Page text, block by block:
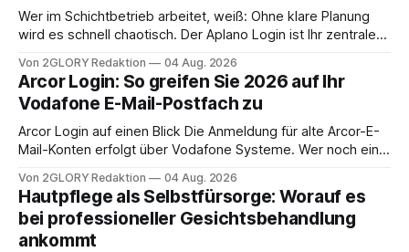
Wer im Schichtbetrieb arbeitet, weiß: Ohne klare Planung
wird es schnell chaotisch. Der Aplano Login ist Ihr zentraler
abwesenheiten und die gesamte kommunikation rund um
Ihr personal digital zu organisieren. In diesem Leitfaden
erfahren Sie alles, was Sie für einen reibungslosen Einstieg
brauchen, von der Registrierung
Von 2GLORY Redaktion 04 Aug. 2026
Arcor Login: So greifen Sie 2026 auf Ihr
Vodafone E-Mail-Postfach zu
Arcor Login auf einen Blick Die Anmeldung für alte Arcor-E-
Mail-Konten erfolgt über Vodafone Systeme. Wer noch eine
besitzt, loggt sich heute über das Vodafone E-Mail & Cloud
Portal ein. Der klassische Arcor Login über mail.
Von 2GLORY Redaktion 04 Aug. 2026
Hautpflege als Selbstfürsorge: Worauf es
bei professioneller Gesichtsbehandlung
ankommt